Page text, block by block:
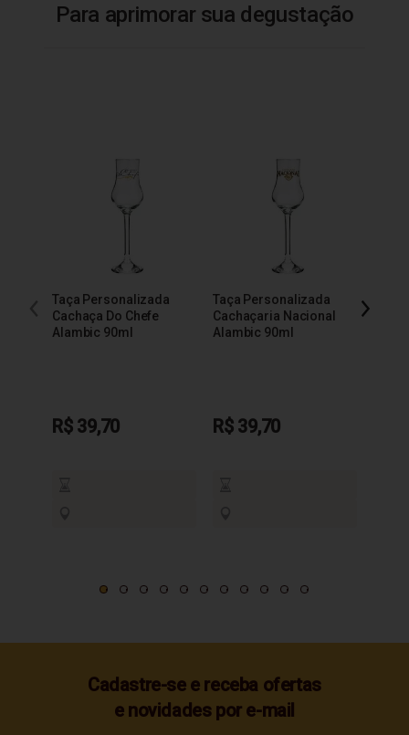
Para aprimorar sua degustação
Taça Personalizada
Cachaça Do Chefe
Alambic 90ml
R$ 39,70
Taça Personalizada
Cachaçaria Nacional
Alambic 90ml
R$ 39,70
Cadastre-se e receba ofertas
e novidades por e-mail